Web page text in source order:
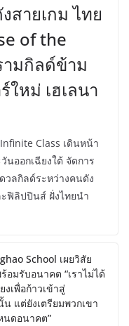
สายเกม ไทย
of the
ามกิลด์ข้าม
ใหม่ เฮเลนา
Class เดินหน้า
นออกเฉียงใต้ จัดการ
วลกิลด์ระหว่างคนดัง
ะฟิลิปปินส์ ฝั่งไทยนำ
School เผยวิสัย
มรับอนาคต “เราไม่ได้
งเพื่อก้าวเข้าสู่
แต่ยังเตรียมพวกเขา
นดอนาคต”